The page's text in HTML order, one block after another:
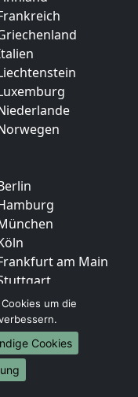
am Main
um die
Cookies